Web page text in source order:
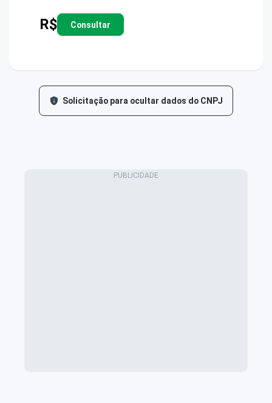
R$ Consultar
Solicitação para ocultar dados do CNPJ